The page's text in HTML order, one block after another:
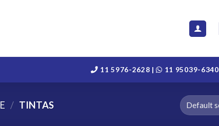
11 5976-2628 | 11 95039-6340
/ TINTAS